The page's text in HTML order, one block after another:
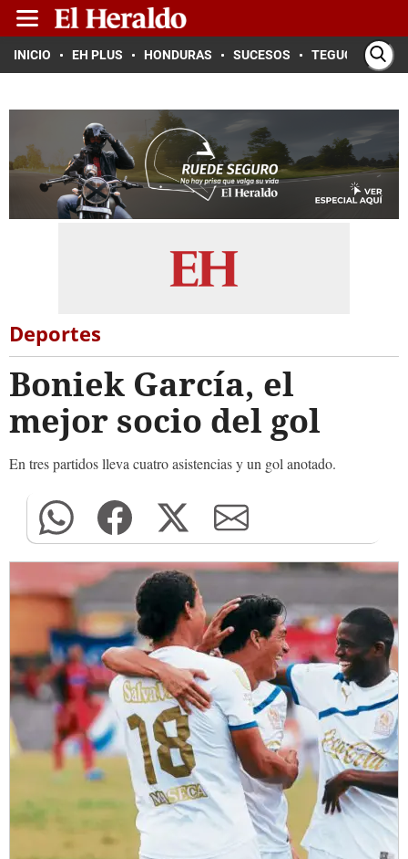
INICIO EH PLUS HONDURAS SUCESOS TEGUCIGALPA
Deportes
Boniek García, el
mejor socio del gol
En tres partidos lleva cuatro asistencias y un gol anotado.